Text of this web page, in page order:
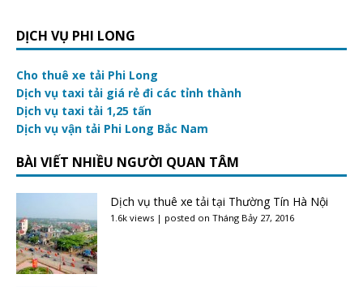
DỊCH VỤ PHI LONG
Cho thuê xe tải Phi Long
Dịch vụ taxi tải giá rẻ đi các tỉnh thành
Dịch vụ taxi tải 1,25 tấn
Dịch vụ vận tải Phi Long Bắc Nam
BÀI VIẾT NHIỀU NGƯỜI QUAN TÂM
Dịch vụ thuê xe tải tại Thường Tín Hà Nội
1.6k views | posted on Tháng Bảy 27, 2016